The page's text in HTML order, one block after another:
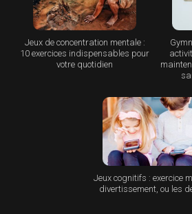
Jeux de concentration mentale :
10 exercices indispensables pour
votre quotidien
Jeux cognitifs : exercice
divertissement, ou les